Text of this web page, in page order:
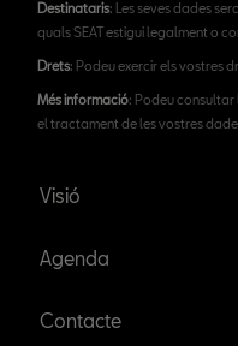
Destinataris: Les seves dades
quals SEAT estigui legalment o
Drets: Podeu exercir els vostres
Més informació: Podeu
el tractament de les vostres
Visió
Agenda
Contacte